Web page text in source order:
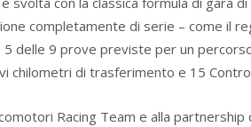
completamente di serie – come il
delle 9 prove previste per un
chilometri di trasferimento e 15
Racing Team e alla